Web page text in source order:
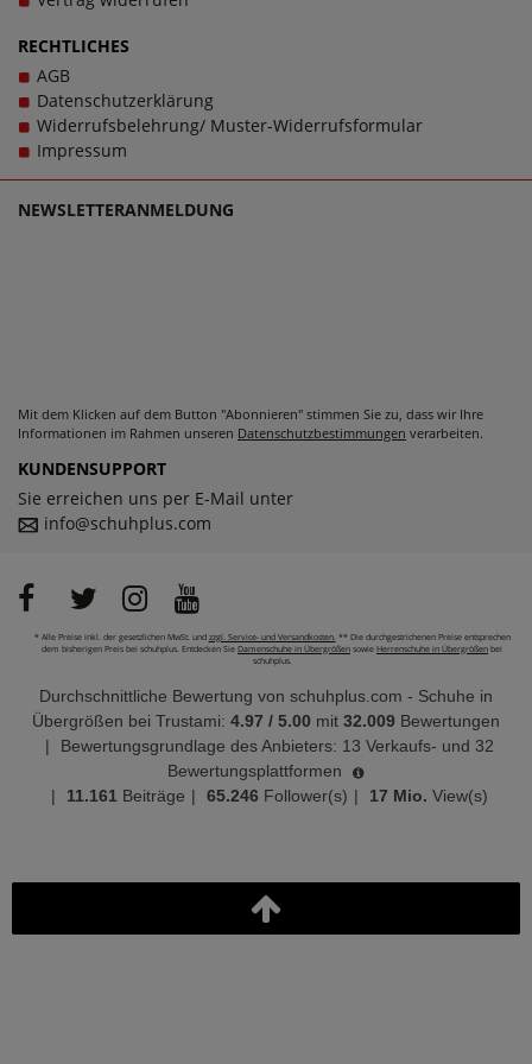
und das im wahrsten Sinne des Wortes. Bei Fragen zu dem
Artikel 50BA203-780210 kontaktieren Sie gerne den
einzigartigen Damenschuhen in großen Größen glücklich
zu machen, denn schließlich sollen große Schuhe von
Dockers by Gerli für Damen schlichtweg passen und dabei
stets zu einem echten Trageerlebnis werden.
RECHTLICHES
AGB
Datenschutzerklärung
Widerrufsbelehrung/ Muster-Widerrufsformular
Impressum
NEWSLETTERANMELDUNG
Mit dem Klicken auf dem Button "Abonnieren" stimmen Sie zu, dass wir Ihre
Informationen im Rahmen unseren Datenschutzbestimmungen verarbeiten.
KUNDENSUPPORT
Sie erreichen uns per E-Mail unter
info@schuhplus.com
* Alle Preise inkl. der gesetzlichen MwSt. und zzgl. Service- und Versandkosten.** Die durchgestrichenen Preise entsprechen
dem bisherigen Preis bei schuhplus. Entdecken Sie Damenschuhe in Übergrößen sowie Herrenschuhe in Übergrößen bei
schuhplus.
Durchschnittliche Bewertung von schuhplus.com - Schuhe in
Übergrößen bei Trustami: 4.97 / 5.00 mit 32.009 Bewertungen
|
Bewertungsgrundlage des Anbieters: 13 Verkaufs- und 32
Bewertungsplattformen
|
11.161 Beiträge | 65.246 Follower(s) | 17 Mio. View(s)